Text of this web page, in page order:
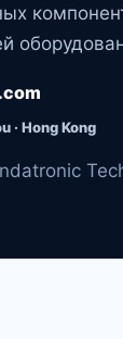
· Hong Kong